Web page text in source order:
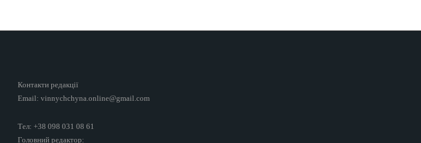
Контакти редакції
Email: vinnychchyna.online@gmail.com
Тел: +38 098 031 08 61
Головний редактор: